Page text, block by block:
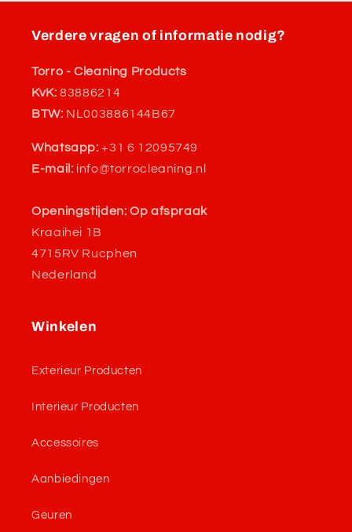
Verdere vragen of informatie nodig?
Torro - Cleaning Products
KvK:83886214
BTW: NL003886144B67
Whatsapp: +31 6 12095749
E-mail: info@torrocleaning.nl
Openingstijden: Op afspraak
Kraaihei 1B
4715RV Rucphen
Nederland
Winkelen
Exterieur Producten
Interieur Producten
Accessoires
Aanbiedingen
Geuren